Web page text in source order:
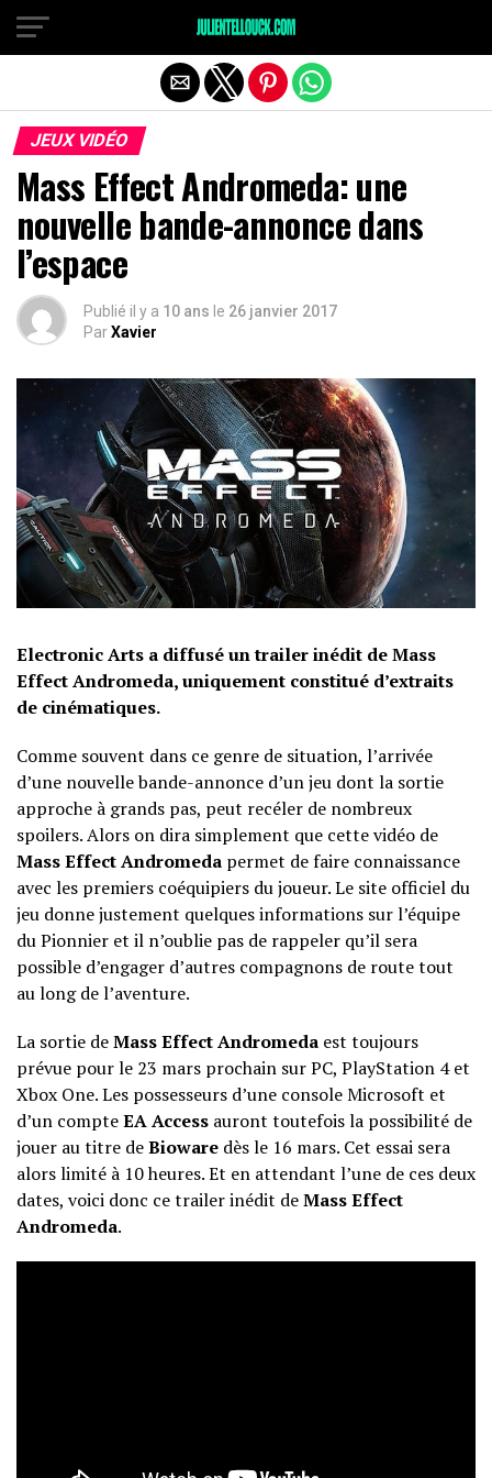
JEUX VIDÉO
Mass Effect Andromeda: une
nouvelle bande-annonce dans
l’espace
Publié il y a 10 ans le 26 janvier 2017
ParXavier
Electronic Arts a diffusé un trailer inédit de Mass
Effect Andromeda, uniquement constitué d’extraits
de cinématiques.
Comme souvent dans ce genre de situation, l’arrivée
d’une nouvelle bande-annonce d’un jeu dont la sortie
approche à grands pas, peut recéler de nombreux
spoilers. Alors on dira simplement que cette vidéo de
Mass Effect Andromeda permet de faire connaissance
avec les premiers coéquipiers du joueur. Le site officiel du
jeu donne justement quelques informations sur l’équipe
du Pionnier et il n’oublie pas de rappeler qu’il sera
possible d’engager d’autres compagnons de route tout
au long de l’aventure.
La sortie deMass Effect Andromeda est toujours
prévue pour le 23 mars prochain sur PC, PlayStation 4 et
Xbox One. Les possesseurs d’une console Microsoft et
d’un compteEA Access auront toutefois la possibilité de
jouer au titre deBioware dès le 16 mars. Cet essai sera
alors limité à 10 heures. Et en attendant l’une de ces deux
dates, voici donc ce trailer inédit deMass Effect
Andromeda.